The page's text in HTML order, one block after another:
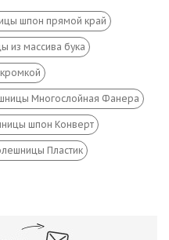
шпон прямой край
из массива бука
Многослойная Фанера
шпон Конверт
Пластик